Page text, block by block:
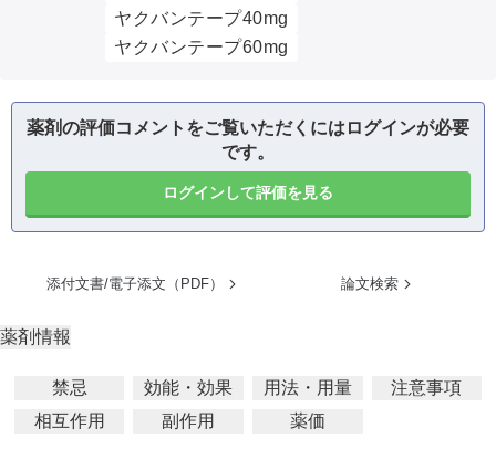
ヤクバンテープ40mg
ヤクバンテープ60mg
薬剤の評価コメントをご覧いただくにはログインが必要
です。
ログインして評価を見る
添付文書/電子添文（PDF） 論文検索
薬剤情報
禁忌 効能・効果 用法・用量
注意事項
相互作用
副作用 薬価